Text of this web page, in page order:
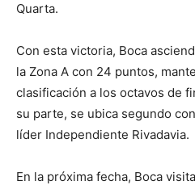
Quarta.
Con esta victoria, Boca
la Zona A con 24 puntos,
clasificación a los octavos de
su parte, se ubica segundo
líder Independiente Rivadavia.
En la próxima fecha, Boca